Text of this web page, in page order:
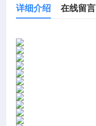
详细介绍 在线留言